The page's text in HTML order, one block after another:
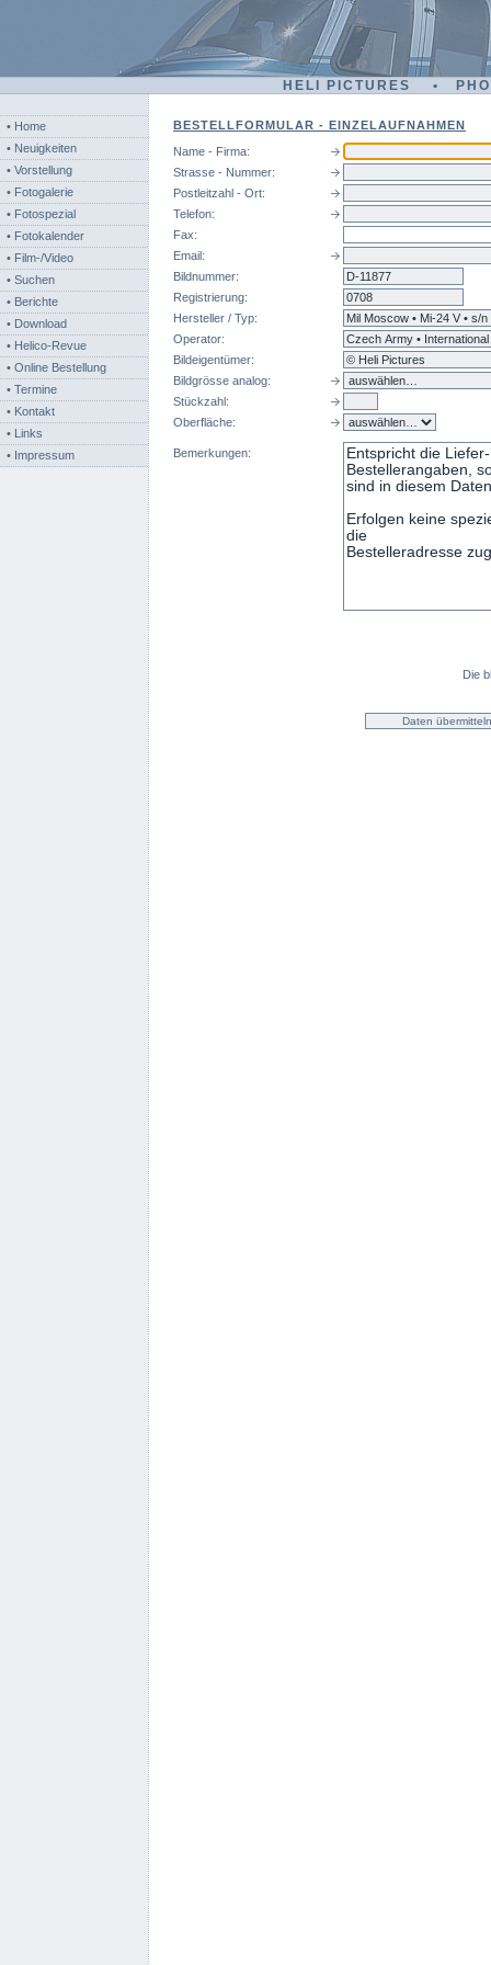
HELI PICTURES •
• Home
• Neuigkeiten
• Vorstellung
• Fotogalerie
• Fotospezial
• Fotokalender
• Film-/Video
• Suchen
• Berichte
• Download
• Helico-Revue
• Online Bestellung
• Termine
• Kontakt
• Links
• Impressum
BESTELLFORMULAR - EINZELAUFNAHMEN
Name - Firma:
Strasse - Nummer:
Postleitzahl - Ort:
Telefon:
Fax:
Email:
Bildnummer:
Registrierung:
Hersteller / Typ:
Operator:
Bildeigentümer:
Bildgrösse analog:
Stückzahl:
Oberfläche:
Bemerkungen:
Die